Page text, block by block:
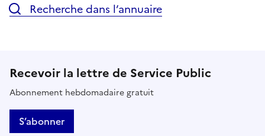
Recherche dans l’annuaire
Recevoir la lettre de Service Public
Abonnement hebdomadaire gratuit
S’abonner